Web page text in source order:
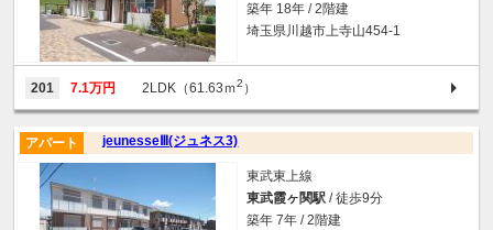
築年 18年 / 2階建
埼玉県川越市上寺山454-1
201 7.1万円 2LDK（61.63ｍ2 ）
jeunesseⅢ(ジュネス3)
アパート
東武東上線
東武霞ヶ関駅 / 徒歩9分
築年 7年 / 2階建